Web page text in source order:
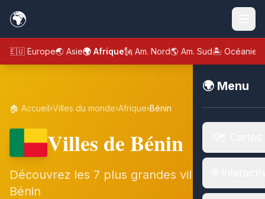
🌍
🇪🇺 Europe🌏 Asie🌍 Afrique🗽 Am. Nord🌎 Am. Sud🏝️ Océanie
🌍 Menu
🏠 Accueil›Villes du monde›Afrique›Bénin
Villes de Bénin
Découvrez les 7 plus grandes villes de
Bénin